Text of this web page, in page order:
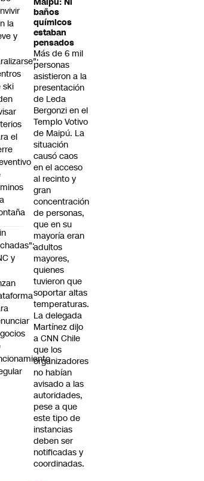
baños
químicos
estaban
pensados
Más de 6 mil
personas
asistieron a la
presentación
de Leda
Bergonzi en el
Templo Votivo
de Maipú. La
situación
causó caos
en el acceso
al recinto y
gran
concentración
de personas,
que en su
mayoría eran
adultos
mayores,
quienes
tuvieron que
soportar altas
temperaturas.
La delegada
Martínez dijo
a CNN Chile
que los
organizadores
no habían
avisado a las
autoridades,
pese a que
este tipo de
instancias
deben ser
notificadas y
coordinadas.
la
y
ski
el
y